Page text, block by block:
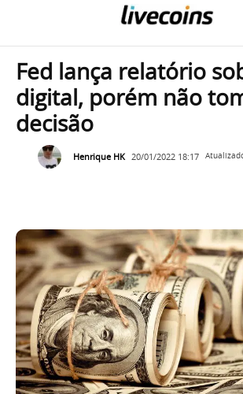
Fed lança relatório
digital, porém não
decisão
Henrique HK 20/01/2022 18:17